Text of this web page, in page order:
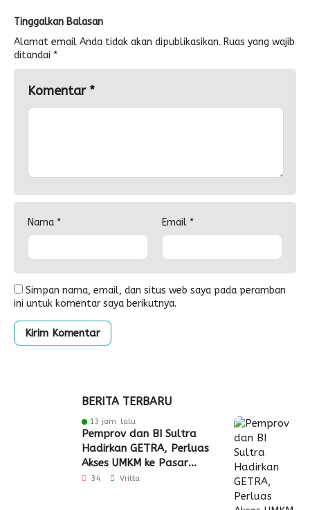
Tinggalkan Balasan
Alamat email Anda tidak akan dipublikasikan. Ruas yang wajib
ditandai *
Komentar *
Nama * Email *
Simpan nama, email, dan situs web saya pada peramban
ini untuk komentar saya berikutnya.
BERITA TERBARU
13 jam lalu
Pemprov dan BI Sultra
Hadirkan GETRA, Perluas
Akses UMKM ke Pasar
Global
34 Vritta